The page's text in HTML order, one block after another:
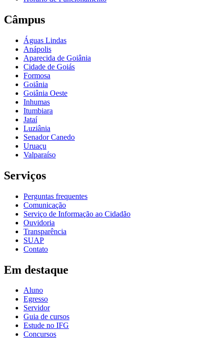
Câmpus
Águas Lindas
Anápolis
Aparecida de Goiânia
Cidade de Goiás
Formosa
Goiânia
Goiânia Oeste
Inhumas
Itumbiara
Jataí
Luziânia
Senador Canedo
Uruaçu
Valparaíso
Serviços
Perguntas frequentes
Comunicação
Serviço de Informação ao Cidadão
Ouvidoria
Transparência
SUAP
Contato
Em destaque
Aluno
Egresso
Servidor
Guia de cursos
Estude no IFG
Concursos